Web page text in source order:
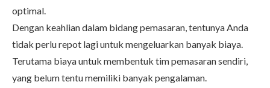
optimal.
Dengan keahlian dalam bidang pemasaran, tentunya Anda
tidak perlu repot lagi untuk mengeluarkan banyak biaya.
Terutama biaya untuk membentuk tim pemasaran sendiri,
yang belum tentu memiliki banyak pengalaman.